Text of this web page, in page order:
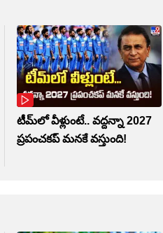
టీమ్‌లో వీళ్లుంటే.. వద్దన్నా 2027
ప్రపంచకప్‌ మనకే వస్తుంది!